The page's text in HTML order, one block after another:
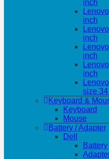
inch
inch
inch
inch
inch
size
Keyboard &
Keyboard
Mouse
Battery / Adapter
Dell
Battery